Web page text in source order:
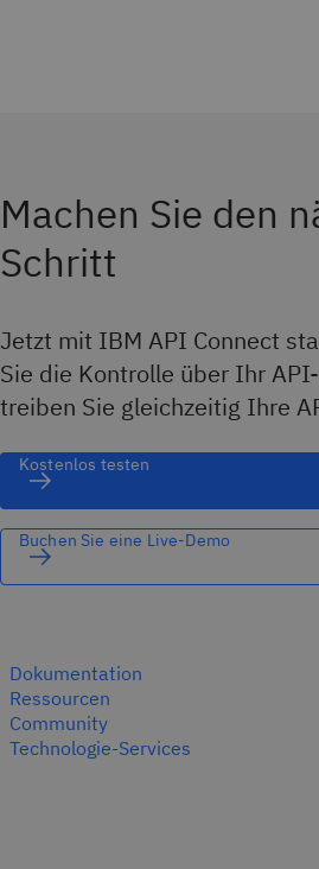
Machen Sie den
Schritt
Jetzt mit IBM API Connect
Sie die Kontrolle über Ihr
treiben Sie gleichzeitig Ihre
Kostenlos testen
Buchen Sie eine Live-Demo
Dokumentation
Ressourcen
Community
Technologie-Services